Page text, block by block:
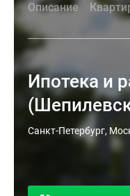
Описание
Ипотека и
Санкт-Петербург,